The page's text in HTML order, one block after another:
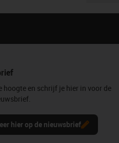
hoogte en schrijf je hier in voor de
hier op de nieuwsbrief